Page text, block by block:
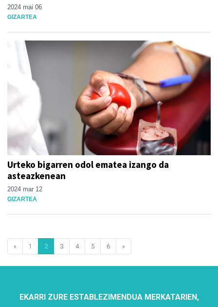
2024 mai 06
GIZARTEA
Urteko bigarren odol ematea izango da
asteazkenean
2024 mar 12
GIZARTEA
« 1 2 3 4 5 6 »
EKARRI ZURE ESTABLEZIMENDUA MERKATARIEN,